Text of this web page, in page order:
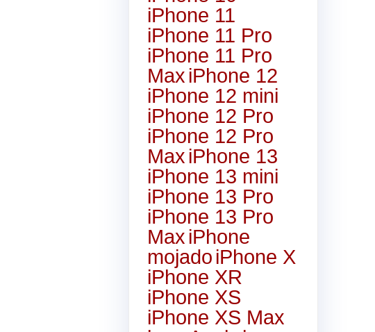
iPhone 11
iPhone 11 Pro
iPhone 11 Pro
Max iPhone 12
iPhone 12 mini
iPhone 12 Pro
iPhone 12 Pro
Max iPhone 13
iPhone 13 mini
iPhone 13 Pro
iPhone 13 Pro
Max iPhone
mojado iPhone X
iPhone XR
iPhone XS
iPhone XS Max